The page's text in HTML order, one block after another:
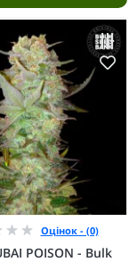
Оцінок - (0)
POISON - Bulk